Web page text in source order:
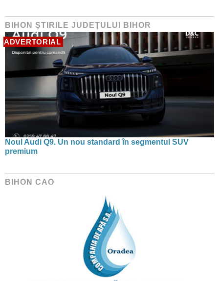
BIHON ŞTIRILE JUDEŢULUI BIHOR
ADVERTORIAL
Noul Audi Q9. Un nou standard în segmentul SUV
premium
BIHON CAO